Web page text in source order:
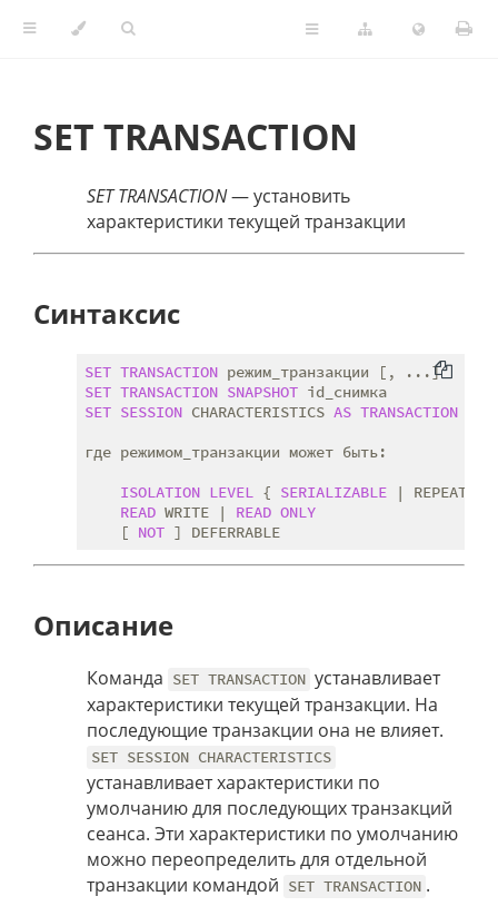
SET TRANSACTION
SET TRANSACTION— установить
характеристики текущей транзакции
Синтаксис
SET TRANSACTION
SET TRANSACTION SNAPSHOT
SET SESSION CHARACTERISTICS AS TRANSACTION
где режимом_транзакции может быть:
ISOLATION LEVEL { SERIALIZABLE |
READ WRITE | READ ONLY
    [
NOT
Описание
Команда SET TRANSACTION устанавливает
характеристики текущей транзакции. На
последующие транзакции она не влияет.
SET SESSION CHARACTERISTICS
устанавливает характеристики по
умолчанию для последующих транзакций
сеанса. Эти характеристики по умолчанию
можно переопределить для отдельной
транзакции командой SET TRANSACTION .